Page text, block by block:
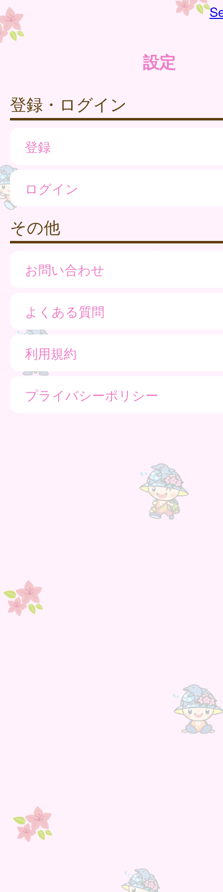
設定
登録・ログイン
登録
ログイン
その他
お問い合わせ
よくある質問
利用規約
プライバシーポリシー